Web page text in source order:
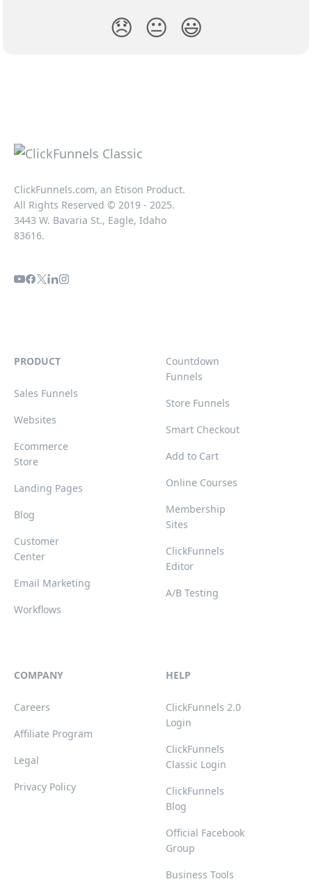
😞 😐 😃
ClickFunnels.com, an Etison Product.
All Rights Reserved © 2019 - 2025.
3443 W. Bavaria St., Eagle, Idaho
83616.
PRODUCT
Sales Funnels
Websites
Ecommerce
Store
Landing Pages
Blog
Customer
Center
Email Marketing
Workflows
Countdown
Funnels
Store Funnels
Smart Checkout
Add to Cart
Online Courses
Membership
Sites
ClickFunnels
Editor
A/B Testing
COMPANY
Careers
Affiliate Program
Legal
Privacy Policy
HELP
ClickFunnels 2.0
Login
ClickFunnels
Classic Login
ClickFunnels
Blog
Official Facebook
Group
Business Tools